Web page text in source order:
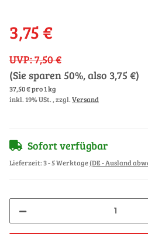
3,75 €
UVP:7,50 €
(Sie sparen50%, also 3,75 €)
37,50 € pro 1 kg
inkl. 19% USt. , zzgl.Versand
Sofort verfügbar
Lieferzeit:3 - 5 Werktage(DE - Ausland